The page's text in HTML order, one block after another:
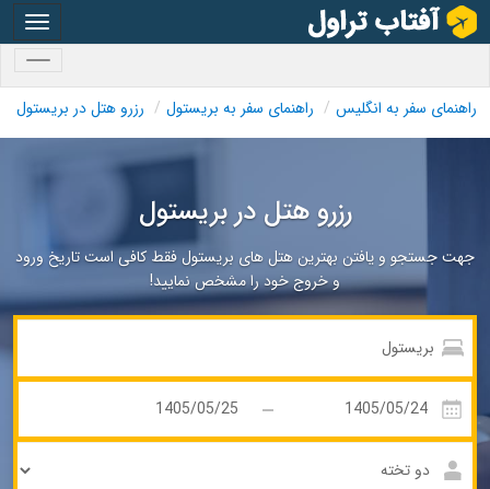
راهنمای سفر به انگلیس راهنمای سفر به بریستول رزرو هتل در بریستول
رزرو هتل در بریستول
جهت جستجو و یافتن بهترین هتل های بریستول فقط کافی است تاریخ ورود
و خروج خود را مشخص نمایید!